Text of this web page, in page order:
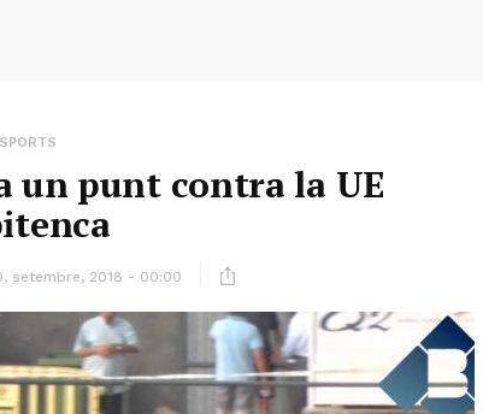
un punt contra la UE
setembre, 2018 - 00:00